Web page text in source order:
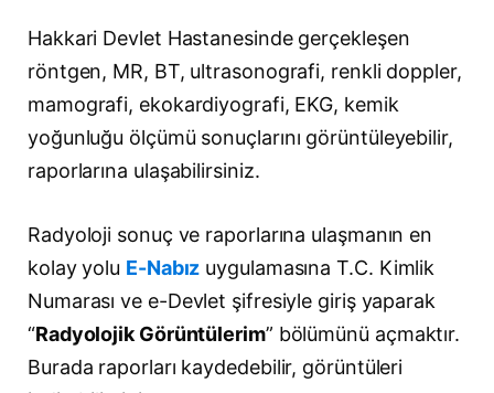
Hakkari Devlet Hastanesinde gerçekleşen
röntgen, MR, BT, ultrasonografi, renkli doppler,
mamografi, ekokardiyografi, EKG, kemik
yoğunluğu ölçümü sonuçlarını görüntüleyebilir,
raporlarına ulaşabilirsiniz.
Radyoloji sonuç ve raporlarına ulaşmanın en
kolay yolu E-Nabız uygulamasına T.C. Kimlik
Numarası ve e-Devlet şifresiyle giriş yaparak
“Radyolojik Görüntülerim” bölümünü açmaktır.
Burada raporları kaydedebilir, görüntüleri